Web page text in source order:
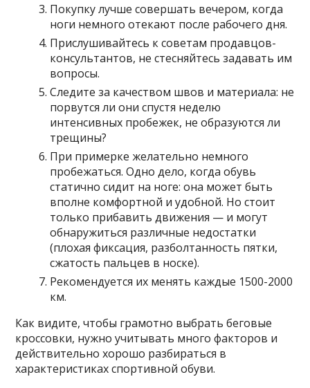
Покупку лучше совершать вечером, когда
ноги немного отекают после рабочего дня.
Прислушивайтесь к советам продавцов-
консультантов, не стесняйтесь задавать им
вопросы.
Следите за качеством швов и материала: не
порвутся ли они спустя неделю
интенсивных пробежек, не образуются ли
трещины?
При примерке желательно немного
пробежаться. Одно дело, когда обувь
статично сидит на ноге: она может быть
вполне комфортной и удобной. Но стоит
только прибавить движения — и могут
обнаружиться различные недостатки
(плохая фиксация, разболтанность пятки,
сжатость пальцев в носке).
Рекомендуется их менять каждые 1500-2000
км.
Как видите, чтобы грамотно выбрать беговые
кроссовки, нужно учитывать много факторов и
действительно хорошо разбираться в
характеристиках спортивной обуви.